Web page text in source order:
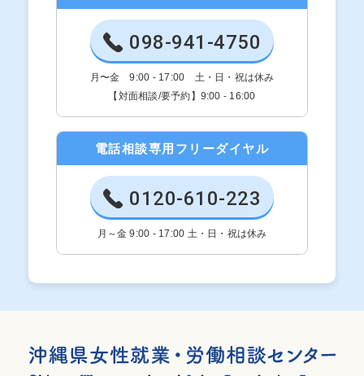
098-941-4750
月〜金 9:00 - 17:00 土・日・祝は休み
【対面相談/要予約】9:00 - 16:00
電話相談専用フリーダイヤル
0120-610-223
月～金 9:00 - 17:00 土・日・祝は休み